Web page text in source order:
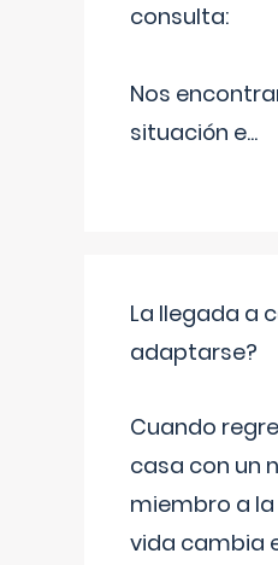
consulta:
Nos
situación e...
La llegada a
adaptarse?
Cuando
casa con un
miembro a
vida cambia